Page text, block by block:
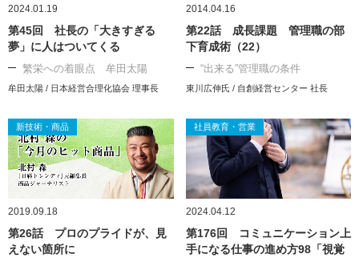
2024.01.19
第45回 社長の「大きすぎる
夢」に人はついてくる
繁栄への着眼点 牟田太陽
牟田太陽 / 日本経営合理化協会 理事長
2014.04.16
第22話 成長課題 管理職の部
下育成術（22）
“出来る”管理職の条件
東川広伸氏 / 自創経営センター 社長
新技術・商品
2019.09.18
第26話 プロのプライドが、見
えない箇所に
社員教育・営業
2024.04.12
第176回 コミュニケーション上
手になる仕事の進め方98「視覚